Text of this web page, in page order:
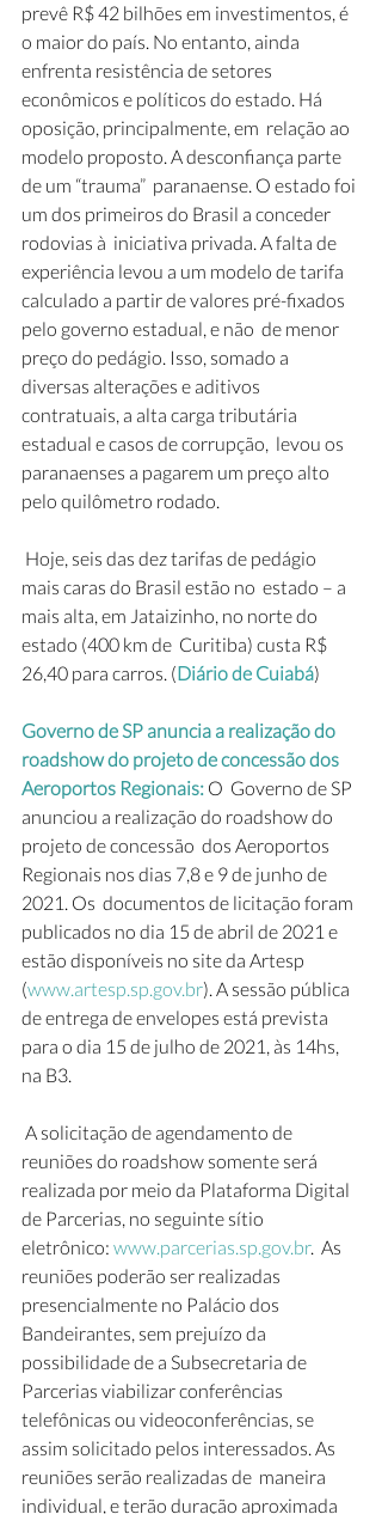
prevê R$ 42 bilhões em investimentos, é
o maior do país. No entanto, ainda
enfrenta resistência de setores
econômicos e políticos do estado. Há
oposição, principalmente, em  relação ao
modelo proposto. A desconfiança parte
de um “trauma”  paranaense. O estado foi
um dos primeiros do Brasil a conceder
rodovias à  iniciativa privada. A falta de
experiência levou a um modelo de tarifa
calculado a partir de valores pré-fixados
pelo governo estadual, e não  de menor
preço do pedágio. Isso, somado a
diversas alterações e aditivos
contratuais, a alta carga tributária
estadual e casos de corrupção,  levou os
paranaenses a pagarem um preço alto
pelo quilômetro rodado.
mais caras do Brasil estão no  estado – a
mais alta, em Jataizinho, no norte do
estado (400 km de  Curitiba) custa R$
26,40 para carros. (Diário de Cuiabá)
Governo de SP anuncia a realização do
roadshow do projeto de concessão dos
Aeroportos Regionais: O  Governo de SP
anunciou a realização do roadshow do
projeto de concessão  dos Aeroportos
Regionais nos dias 7,8 e 9 de junho de
2021. Os  documentos de licitação foram
publicados no dia 15 de abril de 2021 e
estão disponíveis no site da Artesp
(www.artesp.sp.gov.br). A sessão pública
de entrega de envelopes está prevista
para o dia 15 de julho de 2021, às 14hs,
na B3.
reuniões do roadshow somente será
realizada por meio da Plataforma Digital
de Parcerias, no seguinte sítio
eletrônico: www.parcerias.sp.gov.br.  As
reuniões poderão ser realizadas
presencialmente no Palácio dos
Bandeirantes, sem prejuízo da
possibilidade de a Subsecretaria de
Parcerias viabilizar conferências
telefônicas ou videoconferências, se
assim solicitado pelos interessados. As
reuniões serão realizadas de  maneira
individual, e terão duração aproximada